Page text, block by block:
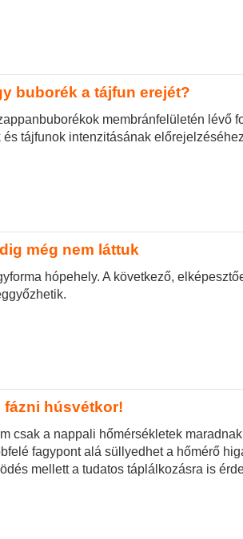
buborék a tájfun erejét?
membránfelületén lévő
tájfunok intenzitásának
még nem láttuk
hópehely. A következő,
fázni húsvétkor!
csak a nappali hőmérsékletek
fagypont alá süllyedhet a hőmérő
mellett a tudatos táplálkozásra is